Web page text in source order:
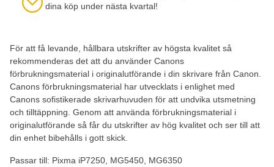
För att få levande, hållbara utskrifter av högsta kvalitet så
rekommenderas det att du använder Canons
förbrukningsmaterial i originalutförande i din skrivare från Canon.
Canons förbrukningsmaterial har utvecklats i enlighet med
Canons sofistikerade skrivarhuvuden för att undvika utsmetning
och tilltäppning. Genom att använda förbrukningsmaterial i
originalutförande så får du utskrifter av hög kvalitet och ser till att
din enhet bibehålls i gott skick.
Passar till: Pixma iP7250, MG5450, MG6350
dina köp under nästa kvartal!